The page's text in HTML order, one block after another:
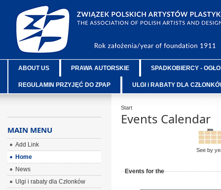
ABOUT US PRAWA AUTORSKIE SPADKOBIERCY -
REGULAMIN PRZYJĘĆ DO ZPAP ULGI i RABATY DLA
Start
Events Calendar
See by
Events for the
MAIN MENU
Add Link
Home
News
Ulgi i rabaty dla Członków